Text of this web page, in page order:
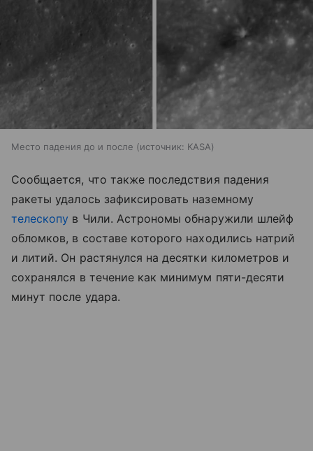
Место падения до и после источник: KASA
Сообщается, что также последствия падения
ракеты удалось зафиксировать наземному
телескопу в Чили. Астрономы обнаружили шлейф
обломков, в составе которого находились натрий
и литий. Он растянулся на десятки километров и
сохранялся в течение как минимум пяти-десяти
минут после удара.